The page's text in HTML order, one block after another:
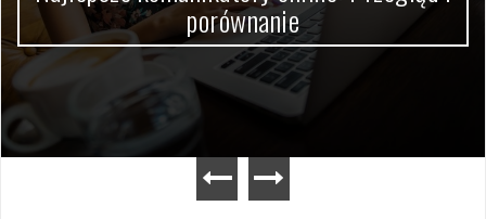
porównanie